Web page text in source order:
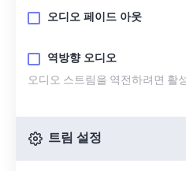
오디오 페이드 아웃
역방향 오디오
오디오 스트림을 역전하려면 활
트림 설정